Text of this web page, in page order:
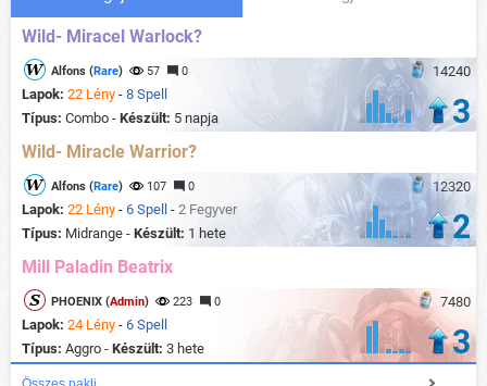
Wild- Miracel Warlock?
14240
Alfons (Rare) 57 0
Lapok: 22 Lény - 8 Spell
Típus: Combo - Készült: 5 napja 3
Wild- Miracle Warrior?
12320
Alfons (Rare) 107 0
Lapok: 22 Lény - 6 Spell - 2 Fegyver
Típus: Midrange - Készült: 1 hete 2
Mill Paladin Beatrix
7480
PHOENIX (Admin) 223 0
Lapok: 24 Lény - 6 Spell
Típus: Aggro - Készült: 3 hete 3